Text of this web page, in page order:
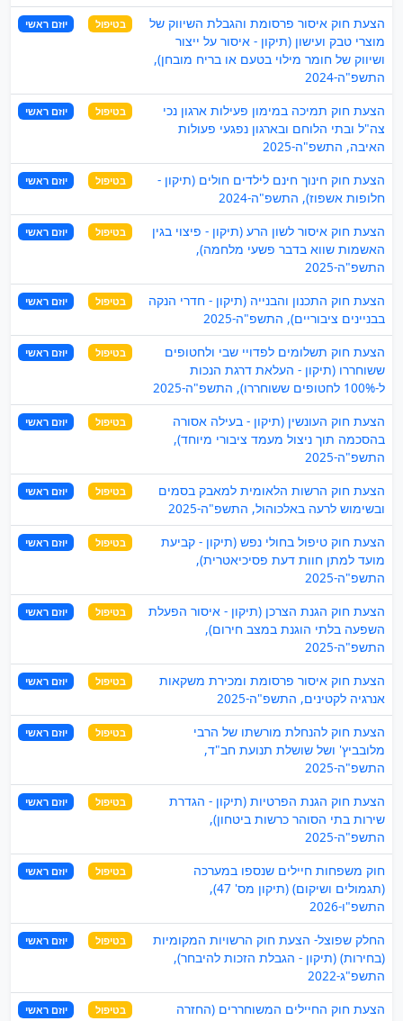
הצעת חוק איסור פרסומת והגבלת השיווק של
מוצרי טבק ועישון (תיקון - איסור על ייצור
ושיווק של חומר מילוי בטעם או בריח מובחן),
התשפ"ה-2024
בטיפול יוזם ראשי
הצעת חוק תמיכה במימון פעילות ארגון נכי
צה"ל ובתי הלוחם ובארגון נפגעי פעולות
האיבה, התשפ"ה-2025
בטיפול יוזם ראשי
הצעת חוק חינוך חינם לילדים חולים (תיקון -
חלופות אשפוז), התשפ"ה-2024
בטיפול יוזם ראשי
הצעת חוק איסור לשון הרע (תיקון - פיצוי בגין
האשמות שווא בדבר פשעי מלחמה),
התשפ"ה-2025
בטיפול יוזם ראשי
הצעת חוק התכנון והבנייה (תיקון - חדרי הנקה
בבניינים ציבוריים), התשפ"ה-2025
בטיפול יוזם ראשי
הצעת חוק תשלומים לפדויי שבי ולחטופים
ששוחררו (תיקון - העלאת דרגת הנכות
ל-100% לחטופים ששוחררו), התשפ"ה-2025
בטיפול יוזם ראשי
הצעת חוק העונשין (תיקון - בעילה אסורה
בהסכמה תוך ניצול מעמד ציבורי מיוחד),
התשפ"ה-2025
בטיפול יוזם ראשי
הצעת חוק הרשות הלאומית למאבק בסמים
ובשימוש לרעה באלכוהול, התשפ"ה-2025
בטיפול יוזם ראשי
הצעת חוק טיפול בחולי נפש (תיקון - קביעת
מועד למתן חוות דעת פסיכיאטרית),
התשפ"ה-2025
בטיפול יוזם ראשי
הצעת חוק הגנת הצרכן (תיקון - איסור הפעלת
השפעה בלתי הוגנת במצב חירום),
התשפ"ה-2025
בטיפול יוזם ראשי
הצעת חוק איסור פרסומת ומכירת משקאות
אנרגיה לקטינים, התשפ"ה-2025
בטיפול יוזם ראשי
הצעת חוק להנחלת מורשתו של הרבי
מלובביץ' ושל שושלת תנועת חב"ד,
התשפ"ה-2025
בטיפול יוזם ראשי
הצעת חוק הגנת הפרטיות (תיקון - הגדרת
שירות בתי הסוהר כרשות ביטחון),
התשפ"ה-2025
בטיפול יוזם ראשי
חוק משפחות חיילים שנספו במערכה
(תגמולים ושיקום) (תיקון מס' 47),
התשפ"ו-2026
בטיפול יוזם ראשי
החלק שפוצל- הצעת חוק הרשויות המקומיות
(בחירות) (תיקון - הגבלת הזכות להיבחר),
התשפ"ג-2022
בטיפול יוזם ראשי
הצעת חוק החיילים המשוחררים (החזרה
בטיפול יוזם ראשי